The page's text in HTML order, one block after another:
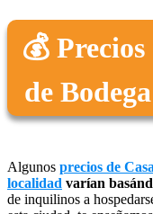
💰
de
Algunos precios de
localidad varían
de inquilinos a